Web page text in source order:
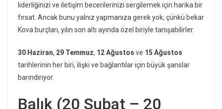
liderliğinizi ve iletişim becerilerinizi sergilemek için harika bir
fırsat. Ancak bunu yalnız yapmanıza gerek yok; çünkü bekar
Kova burçları, yılın son altı ayında özel biriyle tanışabilirler.
30 Haziran, 29 Temmuz, 12 Ağustos ve 15 Ağustos
tarihlerinin her biri, ilişki ve bağlantılar için büyük şanslar
barındırıyor.
Balık (20 Şubat – 20